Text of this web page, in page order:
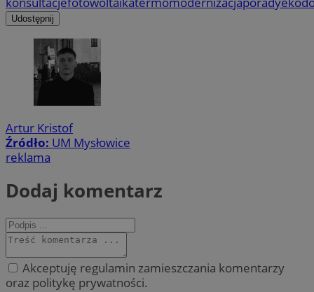
Udostępnij
Artur Kristof
Źródło: UM Mysłowice
reklama
Dodaj komentarz
Akceptuję regulamin zamieszczania komentarzy
oraz politykę prywatności.